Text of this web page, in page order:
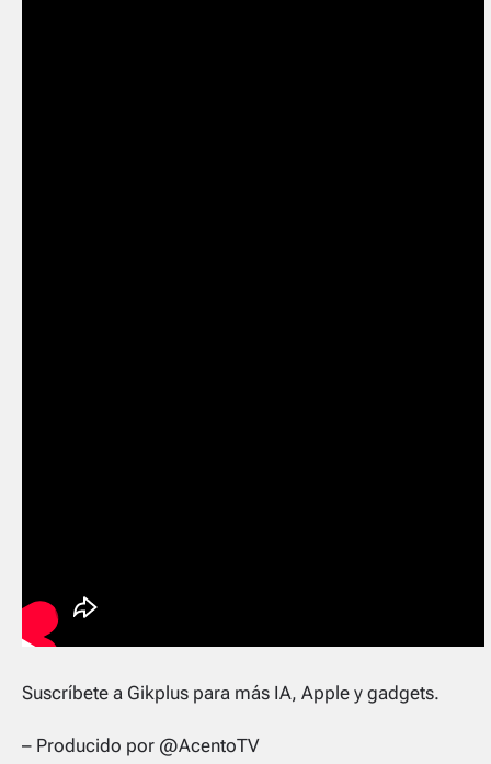
Suscríbete a Gikplus para más IA, Apple y gadgets.
– Producido por @AcentoTV